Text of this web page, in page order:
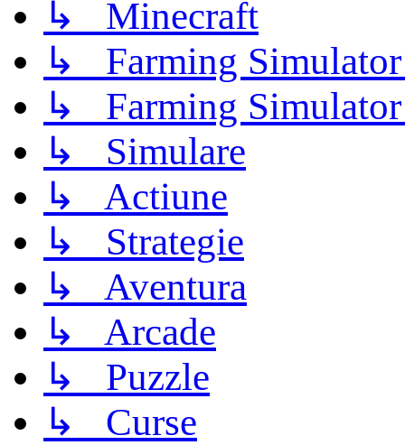
↳ Minecraft
↳ Farming
↳ Farming
↳ Simulare
↳ Actiune
↳ Strategie
↳ Aventura
↳ Arcade
↳ Puzzle
↳ Curse